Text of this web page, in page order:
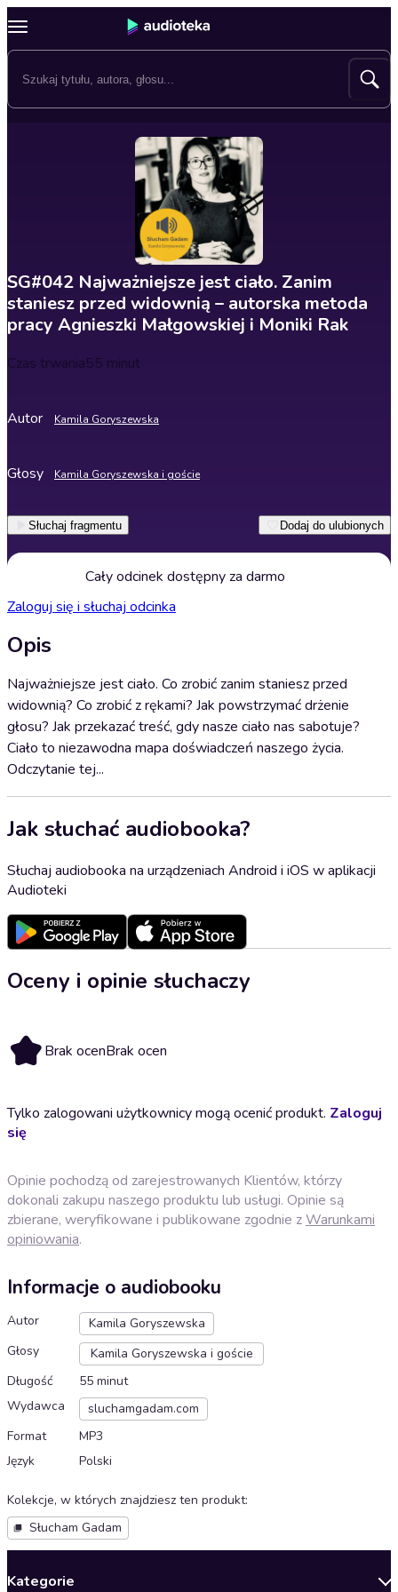
SG#042 Najważniejsze jest ciało. Zanim
staniesz przed widownią – autorska metoda
pracy Agnieszki Małgowskiej i Moniki Rak
Czas trwania55 minut
Autor Kamila Goryszewska
Głosy Kamila Goryszewska i goście
Słuchaj fragmentu Dodaj do ulubionych
Cały odcinek dostępny za darmo
Zaloguj się i słuchaj odcinka
Opis
Najważniejsze jest ciało. Co zrobić zanim staniesz przed
widownią? Co zrobić z rękami? Jak powstrzymać drżenie
głosu? Jak przekazać treść, gdy nasze ciało nas sabotuje?
Ciało to niezawodna mapa doświadczeń naszego życia.
Odczytanie tej...
Jak słuchać audiobooka?
Słuchaj audiobooka na urządzeniach Android i iOS w aplikacji
Audioteki
Oceny i opinie słuchaczy
Brak ocenBrak ocen
Tylko zalogowani użytkownicy mogą ocenić produkt. Zaloguj
się
Opinie pochodzą od zarejestrowanych Klientów, którzy
dokonali zakupu naszego produktu lub usługi. Opinie są
zbierane, weryfikowane i publikowane zgodnie zWarunkami
opiniowania.
Informacje o audiobooku
Autor
Kamila Goryszewska
Głosy
Kamila Goryszewska i goście
Długość
55 minut
Wydawca
sluchamgadam.com
Format
MP3
Język
Polski
Kolekcje, w których znajdziesz ten produkt:
Słucham Gadam
Kategorie